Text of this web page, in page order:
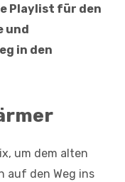
Playlist für den
und
in den
um dem alten
auf den Weg ins